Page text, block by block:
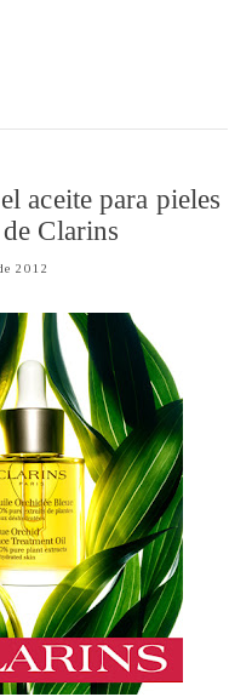
aceite para pieles
Clarins
2012